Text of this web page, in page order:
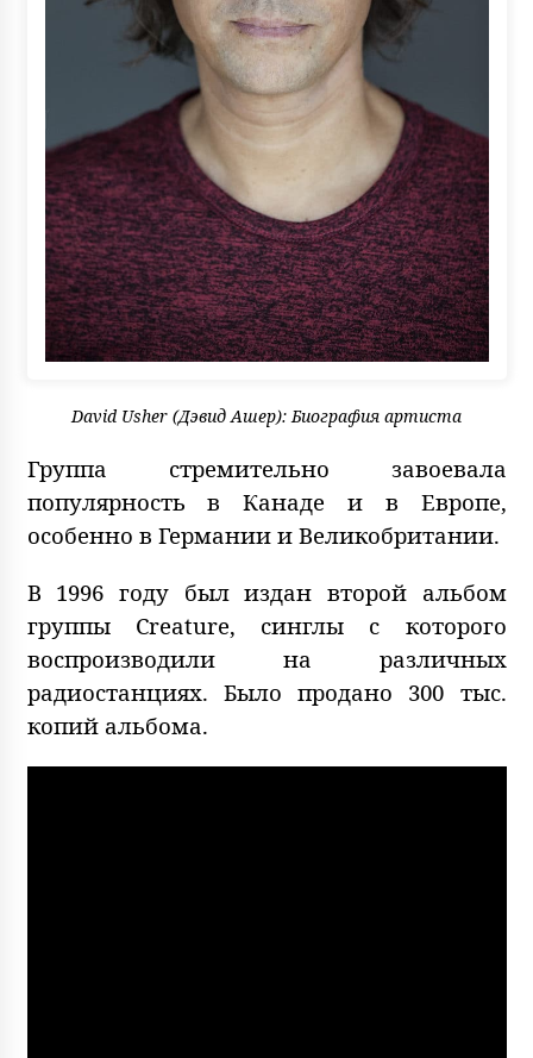
David Usher (Дэвид Ашер): Биография артиста
Группа стремительно завоевала
популярность в Канаде и в Европе,
особенно в Германии и Великобритании.
В 1996 году был издан второй альбом
группы Creature, синглы с которого
воспроизводили на различных
радиостанциях. Было продано 300 тыс.
копий альбома.